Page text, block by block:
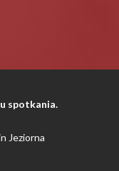
spotkania.
Jeziorna